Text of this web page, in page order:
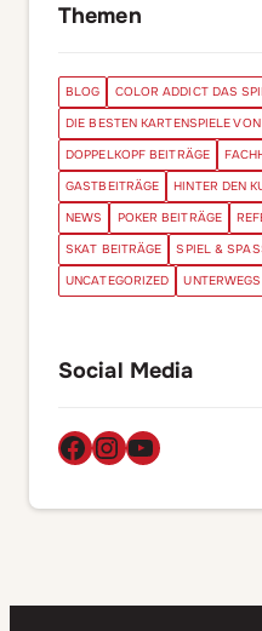
Themen
BLOG
COLOR ADDICT DAS
DIE BESTEN KARTENSPIELE
DOPPELKOPF BEITRÄGE
GASTBEITRÄGE
HINTER DEN
NEWS
POKER BEITRÄGE
SKAT BEITRÄGE
SPIEL & SPASS
UNCATEGORIZED
UNTERWEGS
Social Media
Facebook
Instagram
YouTube